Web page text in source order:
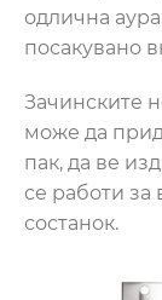
одлична
посакувано
Зачинските
може да
пак, да ве
се работи за
состанок.